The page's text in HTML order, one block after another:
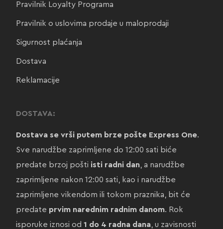
Pravilnik Loyalty Programa
Pravilnik o uslovima prodaje u maloprodaji
Sigurnost plaćanja
Dostava
Reklamacije
DOSTAVA:
Dostava se vrši putem brze pošte Express One.
Sve narudžbe zaprimljene do 12:00 sati biće
predate brzoj pošti isti radni dan, a narudžbe
zaprimljene nakon 12:00 sati, kao i narudžbe
zaprimljene vikendom ili tokom praznika, bit će
predate prvim narednim radnim danom. Rok
isporuke iznosi od 1 do 4 radna dana, u zavisnosti